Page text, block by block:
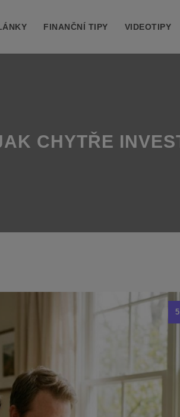
FINANČNÍ TIPY VIDEOTIPY
CHYTŘE